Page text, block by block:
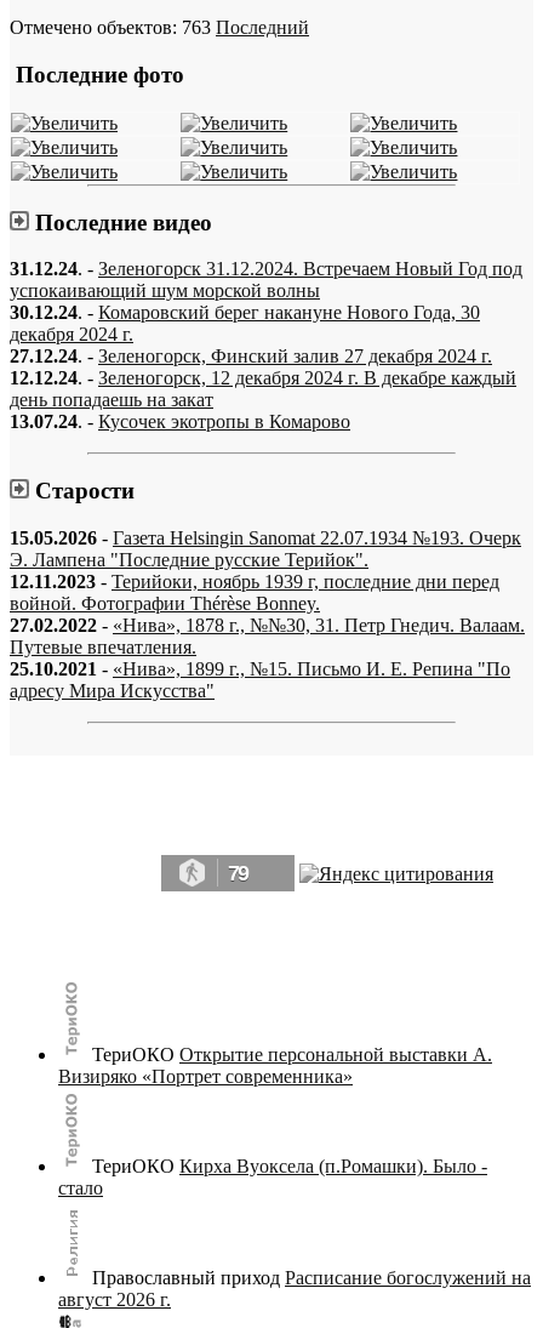
Отмечено объектов: 763 Последний
Последние фото
Последние видео
31.12.24. - Зеленогорск 31.12.2024. Встречаем Новый Год под
успокаивающий шум морской волны
30.12.24. - Комаровский берег накануне Нового Года, 30
декабря 2024 г.
27.12.24. - Зеленогорск, Финский залив 27 декабря 2024 г.
12.12.24. - Зеленогорск, 12 декабря 2024 г. В декабре каждый
день попадаешь на закат
13.07.24. - Кусочек экотропы в Комарово
Старости
15.05.2026 - Газета Helsingin Sanomat 22.07.1934 №193. Очерк
Э. Лампена "Последние русские Терийок".
12.11.2023 - Терийоки, ноябрь 1939 г, последние дни перед
войной. Фотографии Thérèse Bonney.
27.02.2022 - «Нива», 1878 г., №№30, 31. Петр Гнедич. Валаам.
Путевые впечатления.
25.10.2021 - «Нива», 1899 г., №15. Письмо И. Е. Репина "По
адресу Мира Искусства"
79
ТериОКО Открытие персональной выставки А.
Визиряко «Портрет современника»
ТериОКО Кирха Вуоксела (п.Ромашки). Было -
стало
Православный приход Расписание богослужений на
август 2026 г.